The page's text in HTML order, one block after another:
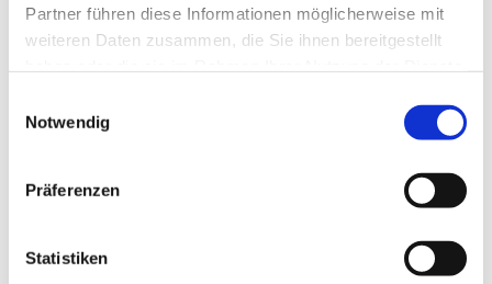
Partner führen diese Informationen möglicherweise mit
weiteren Daten zusammen, die Sie ihnen bereitgestellt
Notwendig
Präferenzen
Statistiken
Dies könnte Sie auch